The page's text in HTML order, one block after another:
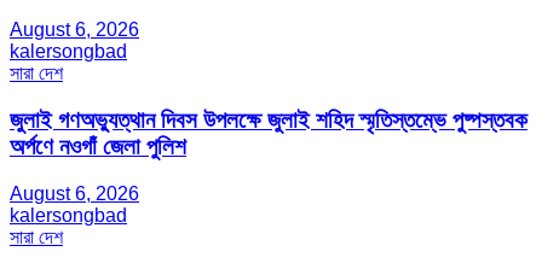
August 6, 2026
kalersongbad
সারা দেশ
জুলাই গণঅভ্যুত্থান দিবস উপলক্ষে জুলাই শহিদ স্মৃতিস্তম্ভে পুষ্পস্তবক
অর্পণে নওগাঁ জেলা পুলিশ
August 6, 2026
kalersongbad
সারা দেশ